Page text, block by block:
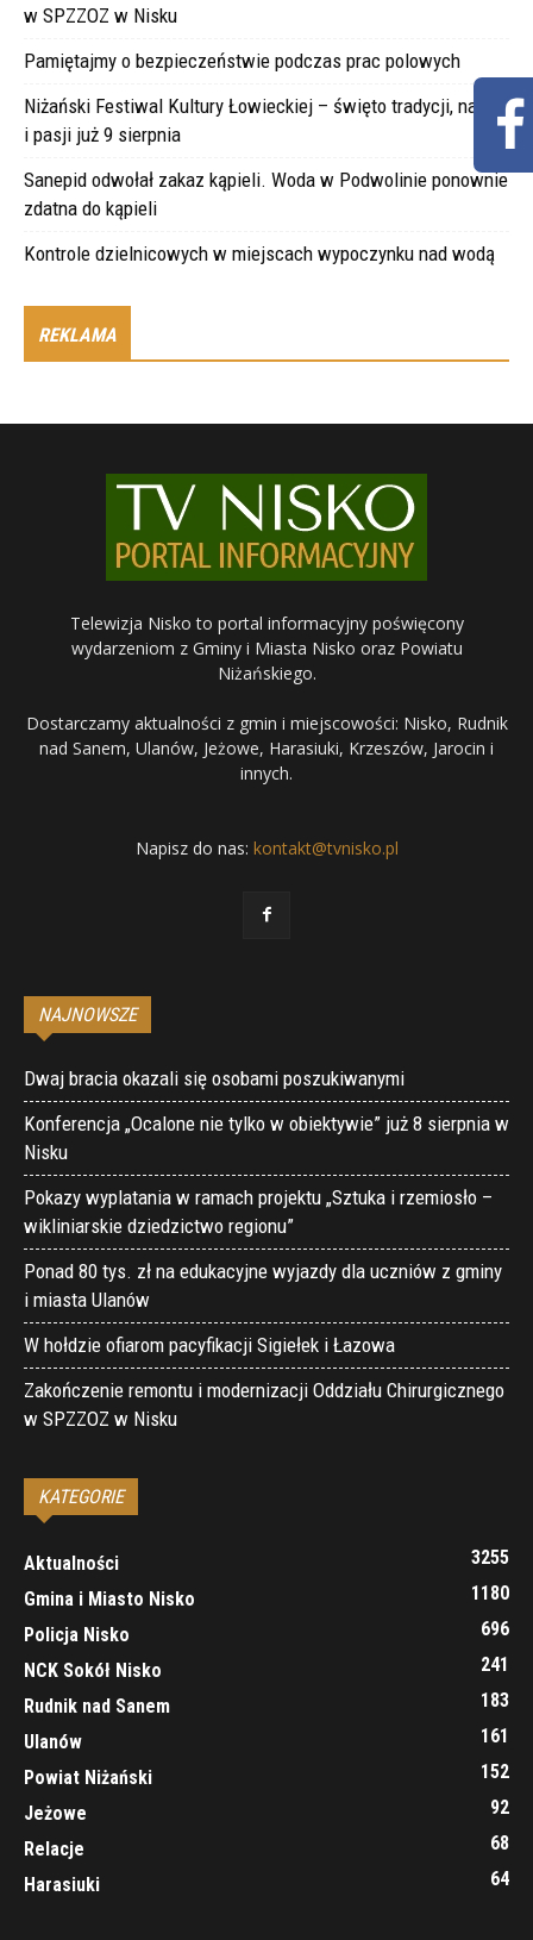
w SPZZOZ w Nisku
Pamiętajmy o bezpieczeństwie podczas prac polowych
Niżański Festiwal Kultury Łowieckiej – święto tradycji, natury
i pasji już 9 sierpnia
Sanepid odwołał zakaz kąpieli. Woda w Podwolinie ponownie
zdatna do kąpieli
Kontrole dzielnicowych w miejscach wypoczynku nad wodą
REKLAMA
Telewizja Nisko to portal informacyjny poświęcony
wydarzeniom z Gminy i Miasta Nisko oraz Powiatu
Niżańskiego.
Dostarczamy aktualności z gmin i miejscowości: Nisko, Rudnik
nad Sanem, Ulanów, Jeżowe, Harasiuki, Krzeszów, Jarocin i
innych.
Napisz do nas: kontakt@tvnisko.pl
NAJNOWSZE
Dwaj bracia okazali się osobami poszukiwanymi
Konferencja „Ocalone nie tylko w obiektywie” już 8 sierpnia w
Nisku
Pokazy wyplatania w ramach projektu „Sztuka i rzemiosło –
wikliniarskie dziedzictwo regionu”
Ponad 80 tys. zł na edukacyjne wyjazdy dla uczniów z gminy
i miasta Ulanów
W hołdzie ofiarom pacyfikacji Sigiełek i Łazowa
Zakończenie remontu i modernizacji Oddziału Chirurgicznego
w SPZZOZ w Nisku
KATEGORIE
Aktualności
3255
Gmina i Miasto Nisko
1180
Policja Nisko
696
NCK Sokół Nisko
241
Rudnik nad Sanem
183
Ulanów
161
Powiat Niżański
152
Jeżowe
92
Relacje
68
Harasiuki
64